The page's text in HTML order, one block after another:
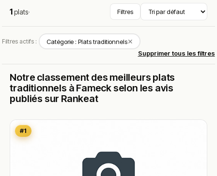
1plats· Filtres
Filtres actifs : Catégorie : Plats traditionnels✕
Supprimer tous les filtres
Notre classement des meilleurs plats
traditionnels à Fameck selon les avis
publiés sur Rankeat
#1